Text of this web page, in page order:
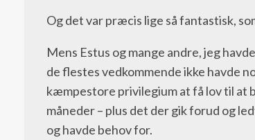
Og det var præcis lige så fantastisk,
Mens Estus og mange andre, jeg
de flestes vedkommende ikke havde
kæmpestore privilegium at få lov til at
måneder – plus det der gik forud og
og havde behov for.